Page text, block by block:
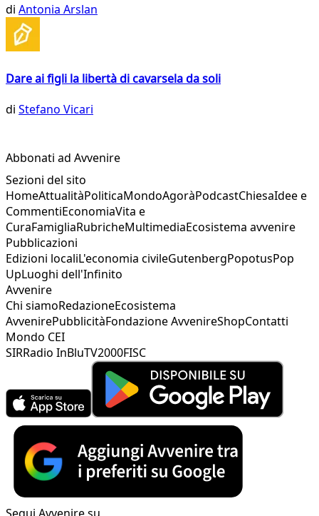
di Antonia Arslan
Dare ai figli la libertà di cavarsela da soli
di Stefano Vicari
Abbonati ad Avvenire
Sezioni del sito
HomeAttualitàPoliticaMondoAgoràPodcastChiesaIdee e
CommentiEconomiaVita e
CuraFamigliaRubricheMultimediaEcosistema avvenire
Pubblicazioni
Edizioni localiL'economia civileGutenbergPopotusPop
UpLuoghi dell'Infinito
Avvenire
Chi siamoRedazioneEcosistema
AvvenirePubblicitàFondazione AvvenireShopContatti
Mondo CEI
SIRRadio InBluTV2000FISC